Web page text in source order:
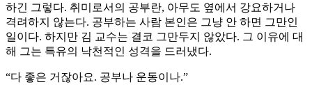
하긴 그렇다. 취미로서의 공부란, 아무도 옆에서 강요하거나
격려하지 않는다. 공부하는 사람 본인은 그냥 안 하면 그만인
일이다. 하지만 김 교수는 결코 그만두지 않았다. 그 이유에 대
해 그는 특유의 낙천적인 성격을 드러냈다.
“다 좋은 거잖아요. 공부나 운동이나.”